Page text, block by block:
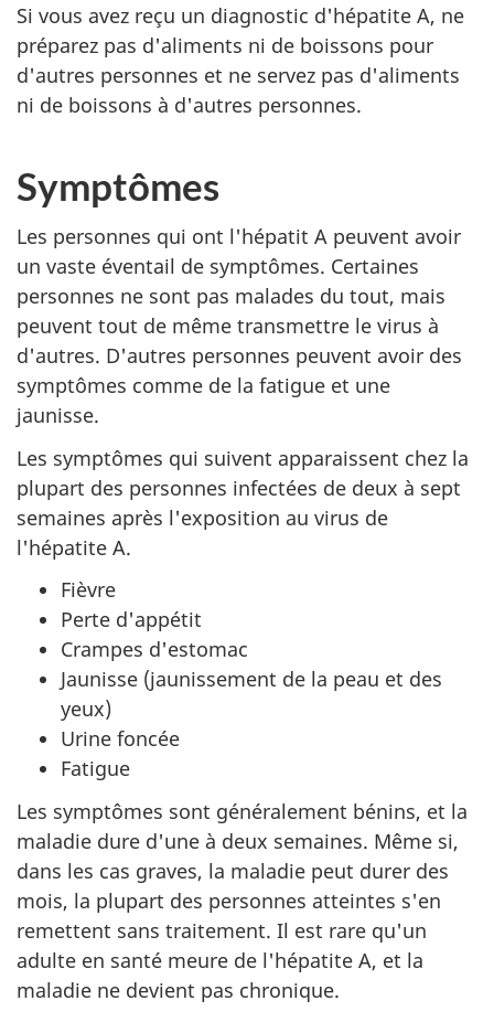
Si vous avez reçu un diagnostic d'hépatite A, ne
préparez pas d'aliments ni de boissons pour
d'autres personnes et ne servez pas d'aliments
ni de boissons à d'autres personnes.
Symptômes
Les personnes qui ont l'hépatit A peuvent avoir
un vaste éventail de symptômes. Certaines
personnes ne sont pas malades du tout, mais
peuvent tout de même transmettre le virus à
d'autres. D'autres personnes peuvent avoir des
symptômes comme de la fatigue et une
jaunisse.
Les symptômes qui suivent apparaissent chez la
plupart des personnes infectées de deux à sept
semaines après l'exposition au virus de
l'hépatite A.
Fièvre
Perte d'appétit
Crampes d'estomac
Jaunisse (jaunissement de la peau et des
yeux)
Urine foncée
Fatigue
Les symptômes sont généralement bénins, et la
maladie dure d'une à deux semaines. Même si,
dans les cas graves, la maladie peut durer des
mois, la plupart des personnes atteintes s'en
remettent sans traitement. Il est rare qu'un
adulte en santé meure de l'hépatite A, et la
maladie ne devient pas chronique.